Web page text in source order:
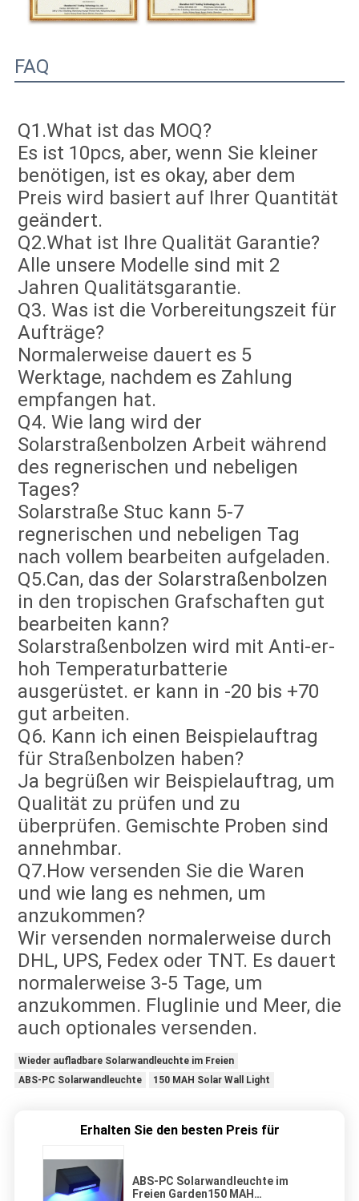
FAQ
Q1.What ist das MOQ?
Es ist 10pcs, aber, wenn Sie kleiner
benötigen, ist es okay, aber dem
Preis wird basiert auf Ihrer Quantität
geändert.
Q2.What ist Ihre Qualität Garantie?
Alle unsere Modelle sind mit 2
Jahren Qualitätsgarantie.
Q3. Was ist die Vorbereitungszeit für
Aufträge?
Normalerweise dauert es 5
Werktage, nachdem es Zahlung
empfangen hat.
Q4. Wie lang wird der
Solarstraßenbolzen Arbeit während
des regnerischen und nebeligen
Tages?
Solarstraße Stuc kann 5-7
regnerischen und nebeligen Tag
nach vollem bearbeiten aufgeladen.
Q5.Can, das der Solarstraßenbolzen
in den tropischen Grafschaften gut
bearbeiten kann?
Solarstraßenbolzen wird mit Anti-er-
hoh Temperaturbatterie
ausgerüstet. er kann in -20 bis +70
gut arbeiten.
Q6. Kann ich einen Beispielauftrag
für Straßenbolzen haben?
Ja begrüßen wir Beispielauftrag, um
Qualität zu prüfen und zu
überprüfen. Gemischte Proben sind
annehmbar.
Q7.How versenden Sie die Waren
und wie lang es nehmen, um
anzukommen?
Wir versenden normalerweise durch
DHL, UPS, Fedex oder TNT. Es dauert
normalerweise 3-5 Tage, um
anzukommen. Fluglinie und Meer, die
auch optionales versenden.
Wieder aufladbare Solarwandleuchte im Freien
ABS-PC Solarwandleuchte
150 MAH Solar Wall Light
Erhalten Sie den besten Preis für
ABS-PC Solarwandleuchte im
Freien Garden150 MAH